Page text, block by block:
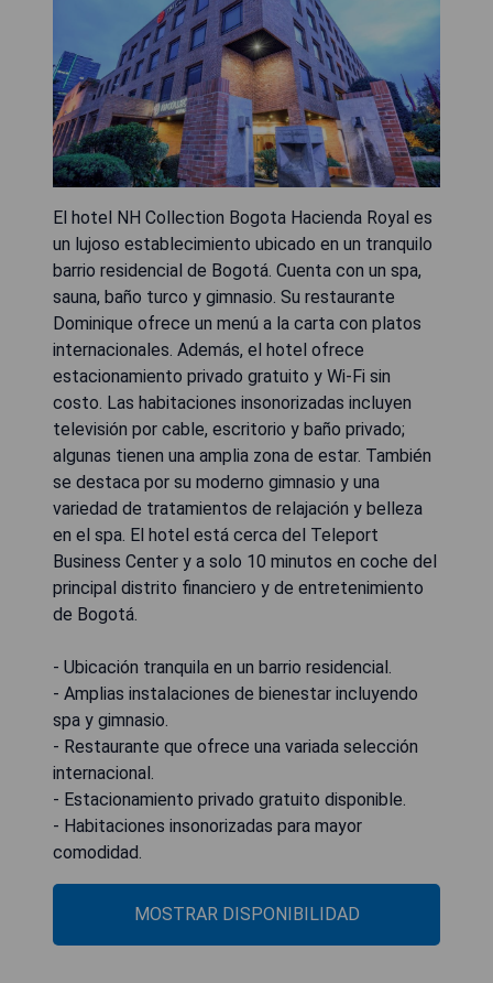
El hotel NH Collection Bogota Hacienda Royal es
un lujoso establecimiento ubicado en un tranquilo
barrio residencial de Bogotá. Cuenta con un spa,
sauna, baño turco y gimnasio. Su restaurante
Dominique ofrece un menú a la carta con platos
internacionales. Además, el hotel ofrece
estacionamiento privado gratuito y Wi-Fi sin
costo. Las habitaciones insonorizadas incluyen
televisión por cable, escritorio y baño privado;
algunas tienen una amplia zona de estar. También
se destaca por su moderno gimnasio y una
variedad de tratamientos de relajación y belleza
en el spa. El hotel está cerca del Teleport
Business Center y a solo 10 minutos en coche del
principal distrito financiero y de entretenimiento
de Bogotá.
- Ubicación tranquila en un barrio residencial.
- Amplias instalaciones de bienestar incluyendo
spa y gimnasio.
- Restaurante que ofrece una variada selección
internacional.
- Estacionamiento privado gratuito disponible.
- Habitaciones insonorizadas para mayor
comodidad.
MOSTRAR DISPONIBILIDAD